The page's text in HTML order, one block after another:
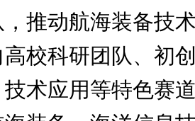
推动航海装备技
校科研团队、初
术应用等特色赛